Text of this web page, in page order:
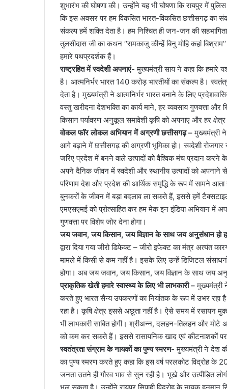
शुभारंभ की घोषणा की। उन्होंने यह भी घोषणा कि रायपुर में
कि इस अवसर पर हम विकसित भारत-विकसित छत्तीसगढ़ का
संकल्प हमें शक्ति देता है। हम निश्चित ही जन-जन की
तुलसीदास जी का कथन ‘‘रामकाजु कीन्हें बिनु मोहि कहां
हमारे पथप्रदर्शक हैं।
राष्ट्रहित में स्वदेशी अपनाएं-मुख्यमंत्री साय ने कहा कि हमारे
है। आत्मनिर्भर भारत 140 करोड़ भारतीयों का संकल्प है।
देता है। मुख्यमंत्री ने आत्मनिर्भर भारत बनाने के लिए
वस्तु खरीदना देशभक्ति का कार्य माने, हर व्यवसाय गुणवत्ता और
किसान पर्यावरण अनुकूल समावेशी कृषि को अपनाए और हर क्षेत्र
वोकल फॉर लोकल अभियान में अग्रणी छत्तीसगढ़ –मुख्यमंत्री
आगे बढ़ाने में छत्तीसगढ़ की अग्रणी भूमिका हो। स्वदेशी
जरिए प्रदेश में बनने वाले उत्पादों को वैश्विक मंच प्रदान
अपने दैनिक जीवन में स्वदेशी और स्थानीय उत्पादों को अपनाने से
परिणाम देश और प्रदेश की आर्थिक समृद्धि के रूप में सामने आता
बुनकरों के जीवन में बड़ा बदलाव ला सकते हैं, इससे हमें
एमएसएमई को प्रोत्साहित कर हम मेक इन इंडिया अभियान में
गुणवत्ता पर विशेष जोर देना होगा।
जय जवान, जय किसान, जय विज्ञान के साथ जय अनुसंधान हो
द्वारा दिया गया जीरो डिफेक्ट – जीरो इफेक्ट का मंत्र अत्यंत
मामले में किसी से कम नहीं है। इसके लिए उन्हें डिजिटल
होगा। अब जय जवान, जय किसान, जय विज्ञान के साथ जय
प्राकृतिक खेती हमारे स्वास्थ्य के लिए भी लाभकारी –मुख्यमंत्री
करते हुए भारत सैन्य उपकरणों का निर्यातक के रूप में उभर
रहा है। कृषि क्षेत्र इससे अछूता नहीं है। ऐसे समय में रसायन
भी लाभकारी साबित होगी। श्रीअन्न, दलहन-तिलहन और मोटे
को कम कर सकते हैं। इससे रासायनिक खाद एवं कीटनाशकों पर
स्वतंत्रता संग्राम के नायकों का पुण्य स्मरण-मुख्यमंत्री ने देश
का पुण्य स्मरण करते हुए कहा कि इस वर्ष परलकोट विद्रोह के
जनता उतने ही गौरव भाव से सुन रही है। भूखे और उत्पीड़ित लोगों